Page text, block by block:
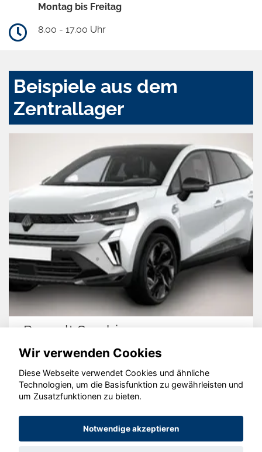
Montag bis Freitag
8.00 - 17.00 Uhr
Beispiele aus dem
Zentrallager
Renault Symbioz
© konjunkturmotor.de GmbH 2020 - 2026
Wir verwenden Cookies
Diese Webseite verwendet Cookies und ähnliche
Technologien, um die Basisfunktion zu gewährleisten und
um Zusatzfunktionen zu bieten.
Notwendige akzeptieren